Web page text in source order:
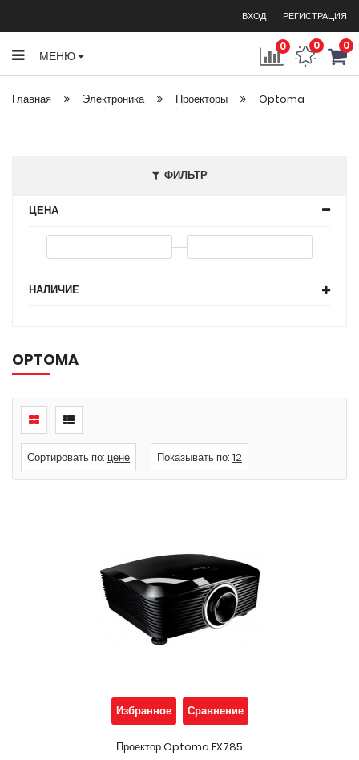
ВХОД РЕГИСТРАЦИЯ
0 0 0
МЕНЮ
Главная Электроника Проекторы Optoma
ФИЛЬТР
ЦЕНА
НАЛИЧИЕ
OPTOMA
Сортировать по: цене Показывать по: 12
Избранное Сравнение
Проектор Optoma EX785